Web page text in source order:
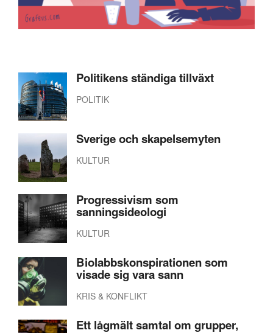
Politikens ständiga tillväxt
POLITIK
Sverige och skapelsemyten
KULTUR
Progressivism som
sanningsideologi
KULTUR
Biolabbskonspirationen som
visade sig vara sann
KRIS & KONFLIKT
Ett lågmält samtal om grupper,